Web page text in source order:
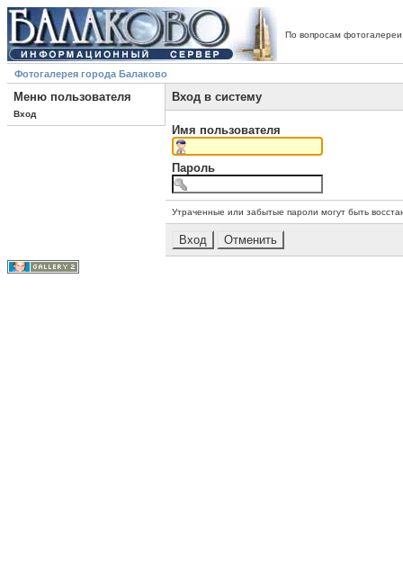
По вопросам
Фотогалерея города Балаково
Меню пользователя
Вход
Вход в систему
Имя пользователя
Пароль
Утраченные или забытые пароли могут быть